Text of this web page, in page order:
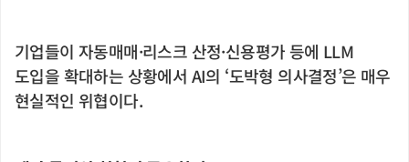
기업들이 자동매매·리스크 산정·신용평가 등에 LLM
도입을 확대하는 상황에서 AI의 ‘도박형 의사결정’은 매우
현실적인 위협이다.